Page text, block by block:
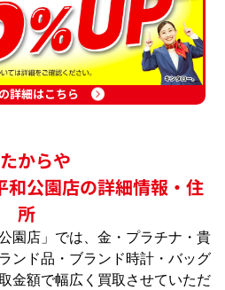
詳細はこちら
からや
和公園店の詳細情報・住
所
園店」では、金・プラチナ・貴
ンド品・ブランド時計・バッグ
金額で幅広く買取させていただ